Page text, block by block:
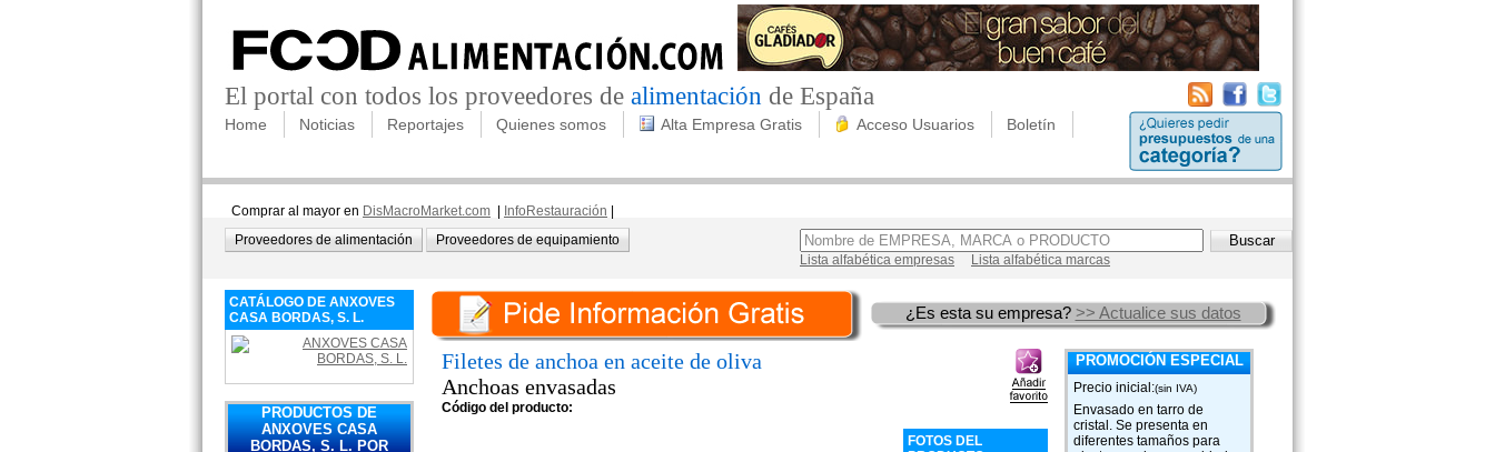
El portal con todos los proveedores de alimentación de España
Home Noticias Reportajes Quienes somos Alta Empresa Gratis Acceso Usuarios Boletín
Comprar al mayor en DisMacroMarket.com InfoRestauración
Proveedores de alimentación
Proveedores de equipamiento
Lista alfabética empresas
Lista alfabética marcas
CATÁLOGO DE ANXOVES
CASA BORDAS, S. L.
PRODUCTOS DE
ANXOVES CASA
BORDAS, S. L. POR
¿Es esta su empresa? >> Actualice sus datos
Filetes de anchoa en aceite de oliva
Anchoas envasadas
Código del producto:
FOTOS DEL
PROMOCIÓN ESPECIAL
Precio inicial:(sin IVA)
Envasado en tarro de
cristal. Se presenta en
diferentes tamaños para